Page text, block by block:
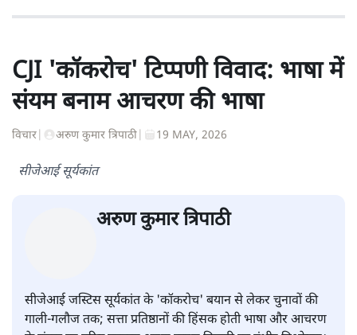
आशुतोष पिछले दिनों पत्रकारिता में लौट आए हैं। समाचार पत्रों में
हो चुका है। उनकी अन्य प्रकाशित पुस्तकों में अन्ना आंदोलन पर भी
लिखी एक किताब भी है।
आशुतोषकी और स्टोरी पढ़ें
संयम बनाम आचरण की भाषा
विचार| अरुण कुमार त्रिपाठी| 19 MAY, 2026